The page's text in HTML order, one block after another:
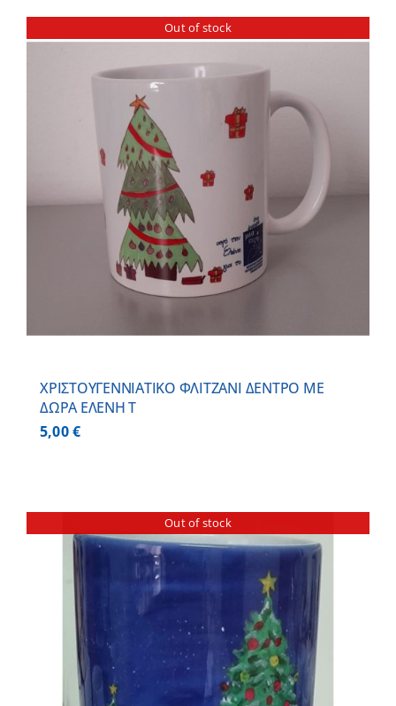
Out of stock
ΧΡΙΣΤΟΥΓΕΝΝΙΑΤΙΚΟ ΦΛΙΤΖΑΝΙ ΔΕΝΤΡΟ ΜΕ
ΔΩΡΑ ΕΛΕΝΗ Τ
5,00€
Out of stock